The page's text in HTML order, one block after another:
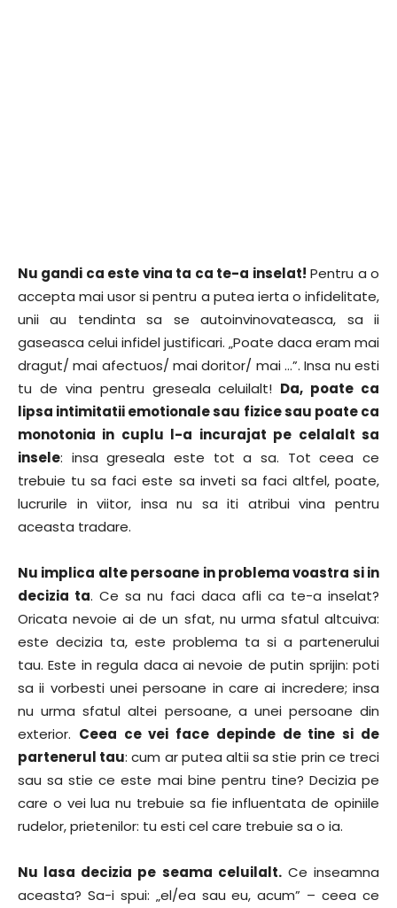
Nu gandi ca este vina ta ca te-a inselat! Pentru a o
accepta mai usor si pentru a putea ierta o infidelitate,
unii au tendinta sa se autoinvinovateasca, sa ii
gaseasca celui infidel justificari. „Poate daca eram mai
dragut/ mai afectuos/ mai doritor/ mai …”. Insa nu esti
tu de vina pentru greseala celuilalt! Da, poate ca
lipsa intimitatii emotionale sau fizice sau poate ca
monotonia in cuplu l-a incurajat pe celalalt sa
insele: insa greseala este tot a sa. Tot ceea ce
trebuie tu sa faci este sa inveti sa faci altfel, poate,
lucrurile in viitor, insa nu sa iti atribui vina pentru
aceasta tradare.
Nu implica alte persoane in problema voastra si in
decizia ta. Ce sa nu faci daca afli ca te-a inselat?
Oricata nevoie ai de un sfat, nu urma sfatul altcuiva:
este decizia ta, este problema ta si a partenerului
tau. Este in regula daca ai nevoie de putin sprijin: poti
sa ii vorbesti unei persoane in care ai incredere; insa
nu urma sfatul altei persoane, a unei persoane din
exterior. Ceea ce vei face depinde de tine si de
partenerul tau: cum ar putea altii sa stie prin ce treci
sau sa stie ce este mai bine pentru tine? Decizia pe
care o vei lua nu trebuie sa fie influentata de opiniile
rudelor, prietenilor: tu esti cel care trebuie sa o ia.
Nu lasa decizia pe seama celuilalt.Ce inseamna
aceasta? Sa-i spui: „el/ea sau eu, acum” – ceea ce